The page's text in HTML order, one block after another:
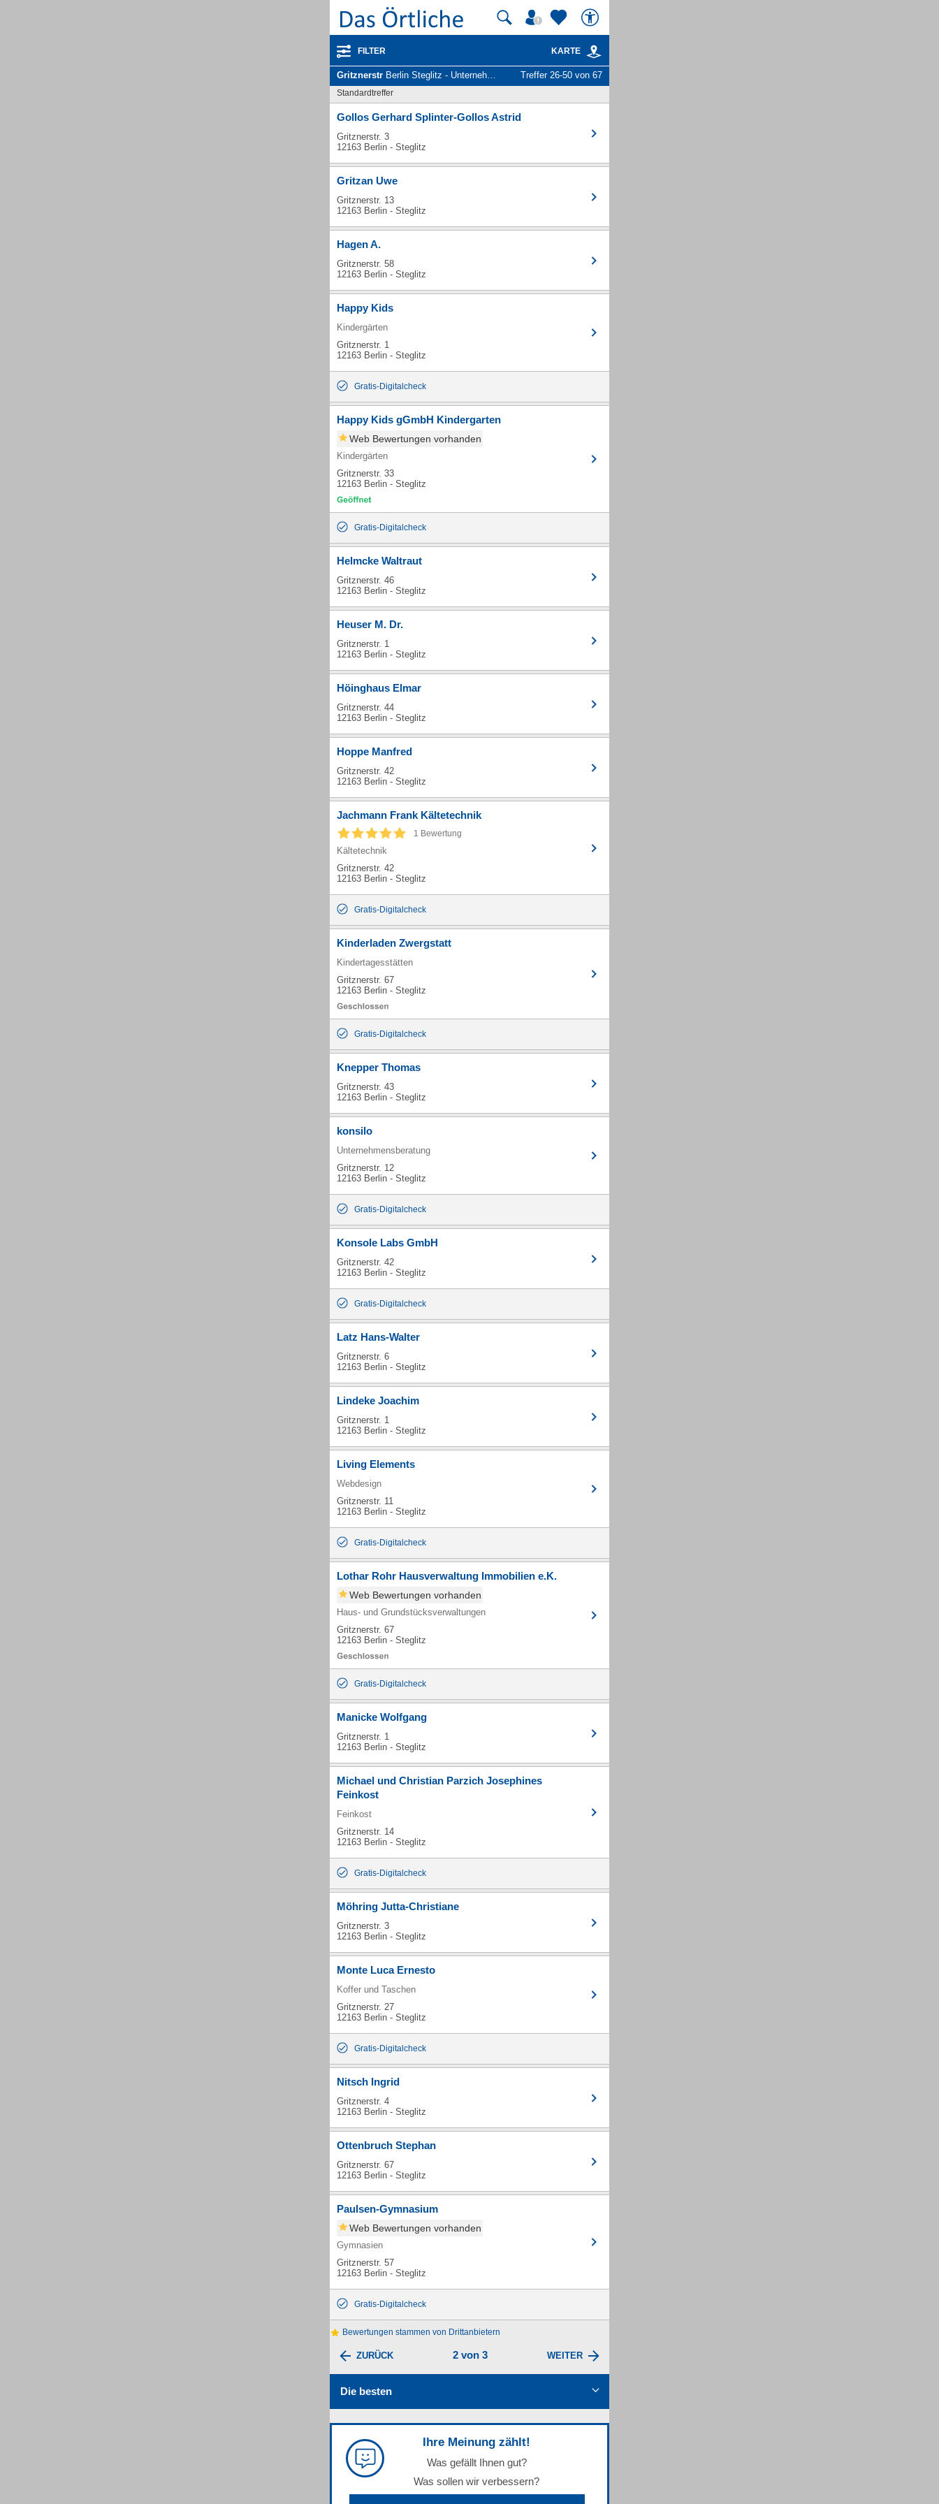
FILTER KARTE
Gritznerstr Berlin Steglitz - Unternehmen und Personen Treffer 26-50 von 67
Standardtreffer
Gollos Gerhard Splinter-Gollos Astrid
Gritznerstr. 3
12163 Berlin - Steglitz
Gritzan Uwe
Gritznerstr. 13
12163 Berlin - Steglitz
Hagen A.
Gritznerstr. 58
12163 Berlin - Steglitz
Happy Kids
Kindergärten
Gritznerstr. 1
12163 Berlin - Steglitz
Gratis-Digitalcheck
Happy Kids gGmbH Kindergarten
Web Bewertungen vorhanden
Kindergärten
Gritznerstr. 33
12163 Berlin - Steglitz
Gratis-Digitalcheck
Helmcke Waltraut
Gritznerstr. 46
12163 Berlin - Steglitz
Heuser M. Dr.
Gritznerstr. 1
12163 Berlin - Steglitz
Höinghaus Elmar
Gritznerstr. 44
12163 Berlin - Steglitz
Hoppe Manfred
Gritznerstr. 42
12163 Berlin - Steglitz
Jachmann Frank Kältetechnik
1 Bewertung
Kältetechnik
Gritznerstr. 42
12163 Berlin - Steglitz
Gratis-Digitalcheck
Kinderladen Zwergstatt
Kindertagesstätten
Gritznerstr. 67
12163 Berlin - Steglitz
Gratis-Digitalcheck
Knepper Thomas
Gritznerstr. 43
12163 Berlin - Steglitz
konsilo
Unternehmensberatung
Gritznerstr. 12
12163 Berlin - Steglitz
Gratis-Digitalcheck
Konsole Labs GmbH
Gritznerstr. 42
12163 Berlin - Steglitz
Gratis-Digitalcheck
Latz Hans-Walter
Gritznerstr. 6
12163 Berlin - Steglitz
Lindeke Joachim
Gritznerstr. 1
12163 Berlin - Steglitz
Living Elements
Webdesign
Gritznerstr. 11
12163 Berlin - Steglitz
Gratis-Digitalcheck
Lothar Rohr Hausverwaltung Immobilien e.K.
Web Bewertungen vorhanden
Haus- und Grundstücksverwaltungen
Gritznerstr. 67
12163 Berlin - Steglitz
Gratis-Digitalcheck
Manicke Wolfgang
Gritznerstr. 1
12163 Berlin - Steglitz
Michael und Christian Parzich Josephines
Feinkost
Feinkost
Gritznerstr. 14
12163 Berlin - Steglitz
Gratis-Digitalcheck
Möhring Jutta-Christiane
Gritznerstr. 3
12163 Berlin - Steglitz
Monte Luca Ernesto
Koffer und Taschen
Gritznerstr. 27
12163 Berlin - Steglitz
Gratis-Digitalcheck
Nitsch Ingrid
Gritznerstr. 4
12163 Berlin - Steglitz
Ottenbruch Stephan
Gritznerstr. 67
12163 Berlin - Steglitz
Paulsen-Gymnasium
Web Bewertungen vorhanden
Gymnasien
Gritznerstr. 57
12163 Berlin - Steglitz
Gratis-Digitalcheck
Bewertungen stammen von Drittanbietern
ZURÜCK 2 von 3 WEITER
Die besten
Ihre Meinung zählt!
Was gefällt Ihnen gut?
Was sollen wir verbessern?